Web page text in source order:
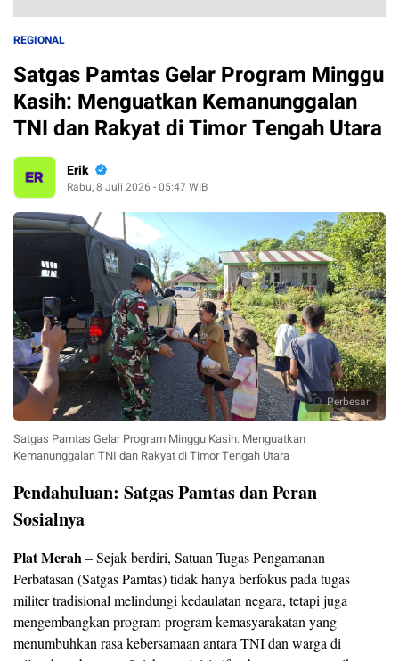
REGIONAL
Satgas Pamtas Gelar Program Minggu
Kasih: Menguatkan Kemanunggalan
TNI dan Rakyat di Timor Tengah Utara
Erik
Rabu, 8 Juli 2026 - 05:47 WIB
Perbesar
Satgas Pamtas Gelar Program Minggu Kasih: Menguatkan
Kemanunggalan TNI dan Rakyat di Timor Tengah Utara
Pendahuluan: Satgas Pamtas dan Peran
Sosialnya
Plat Merah– Sejak berdiri, Satuan Tugas Pengamanan
Perbatasan (Satgas Pamtas) tidak hanya berfokus pada tugas
militer tradisional melindungi kedaulatan negara, tetapi juga
mengembangkan program-program kemasyarakatan yang
menumbuhkan rasa kebersamaan antara TNI dan warga di